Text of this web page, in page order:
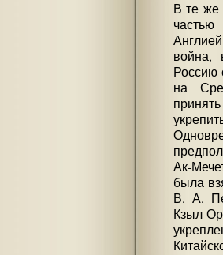
В те же
война,
Россию
на
Ак-
была
В. А.
Кзыл-